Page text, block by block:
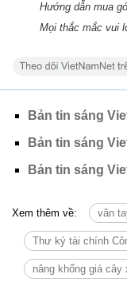
Hướng dẫn mua
Mọi thắc mắc vui
Bản tin sáng
Bản tin sáng
Bản tin sáng
Xem thêm về: vân
Thư ký tài chính
nâng khống giá cây